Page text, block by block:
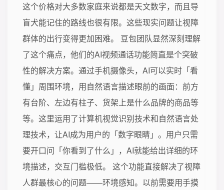
这个价格对大多数家庭来说都是天文数字，而且导
盲犬能记住的路线也很有限。这些现实问题让视障
群体的出行变得更加困难。 豆包团队显然深刻理解
了这个痛点，他们的AI视频通话功能简直是个突破
性的解决方案。通过手机摄像头，AI可以实时「看
懂」周围环境，用自然语言描述眼前的画面：前方
有台阶、左边有柱子、货架上是什么品牌的商品等
等。这里运用了计算机视觉识别技术和自然语言处
理技术，让AI成为用户的「数字眼睛」。用户只需
要开口问「你看到了什么」，AI就能给出详细的环
境描述，交互门槛极低。 这个功能直接解决了视障
人群最核心的问题——环境感知。以前需要用手摸